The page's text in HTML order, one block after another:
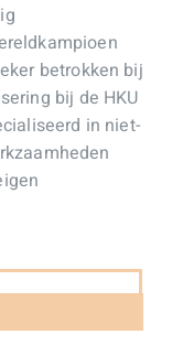
betrokken bij
bij de HKU
in niet-